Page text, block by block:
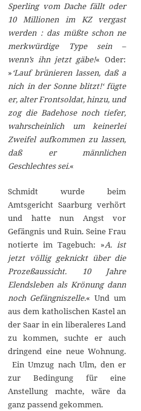
Sperling vom Dache fällt oder
10 Millionen im KZ vergast
werden : das müßte schon ne
merkwürdige Type sein –
wenn’s ihn jetzt gäbe!« Oder:
»‘Lauf brünieren lassen, daß a
nich in der Sonne blitzt!‘ fügte
er, alter Frontsoldat, hinzu, und
zog die Badehose noch tiefer,
wahrscheinlich um keinerlei
Zweifel aufkommen zu lassen,
daß er männlichen
Geschlechtes sei.«
Schmidt wurde beim
Amtsgericht Saarburg verhört
und hatte nun Angst vor
Gefängnis und Ruin. Seine Frau
notierte im Tagebuch: »A. ist
jetzt völlig geknickt über die
Prozeßaussicht. 10 Jahre
Elendsleben als Krönung dann
noch Gefängniszelle.« Und um
aus dem katholischen Kastel an
der Saar in ein liberaleres Land
zu kommen, suchte er auch
dringend eine neue Wohnung.
Ein Umzug nach Ulm, den er
zur Bedingung für eine
Anstellung machte, wäre da
ganz passend gekommen.